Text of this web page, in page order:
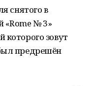
снятого в
«Rome № 3»
зовут
предрешён